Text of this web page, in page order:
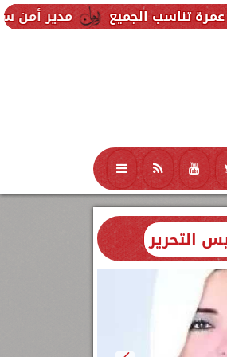
مدير أمن سوهاج يتفقد
منوعات محافظات
التحرير